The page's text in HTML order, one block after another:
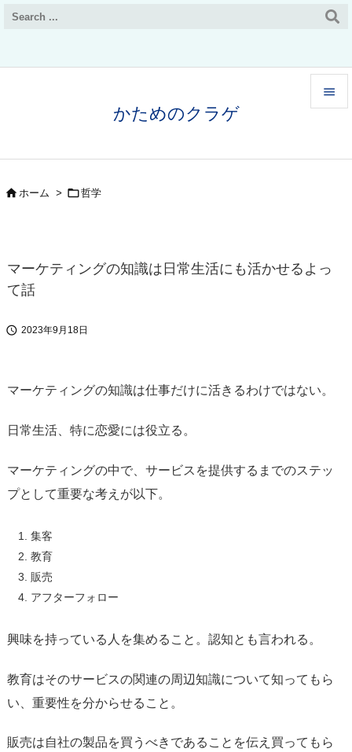
かためのクラゲ


ホーム > 哲学
マーケティングの知識は日常生活にも活かせるよっ
て話
 2023年9月18日
マーケティングの知識は仕事だけに活きるわけではない。
日常生活、特に恋愛には役立る。
マーケティングの中で、サービスを提供するまでのステッ
プとして重要な考えが以下。
集客
教育
販売
アフターフォロー
興味を持っている人を集めること。認知とも言われる。
教育はそのサービスの関連の周辺知識について知ってもら
い、重要性を分からせること。
販売は自社の製品を買うべきであることを伝え買ってもら